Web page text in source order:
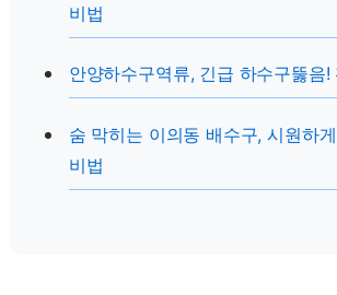
비법
안양하수구역류, 긴급 하수구뚫음!
숨 막히는 이의동 배수구, 시원하
비법